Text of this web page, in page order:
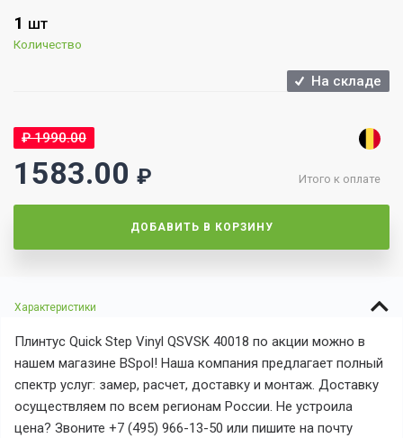
1 ШТ
Количество
На складе
₽1990.00
Итого к оплате
1583.00 ₽
ДОБАВИТЬ В КОРЗИНУ
Характеристики
Плинтус Quick Step Vinyl QSVSK 40018 по акции можно в
нашем магазине BSpol! Наша компания предлагает полный
спектр услуг: замер, расчет, доставку и монтаж. Доставку
осуществляем по всем регионам России. Не устроила
цена? Звоните +7 (495) 966-13-50 или пишите на почту